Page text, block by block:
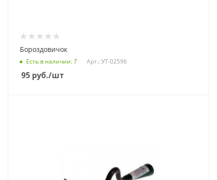
Бороздовичок
Есть в наличии: 7 Арт.: УТ-02596
95 руб./шт